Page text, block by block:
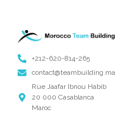
+212-620-814-265
contact@teambuilding.ma
Rue Jaafar Ibnou Habib
20 000 Casablanca
Maroc